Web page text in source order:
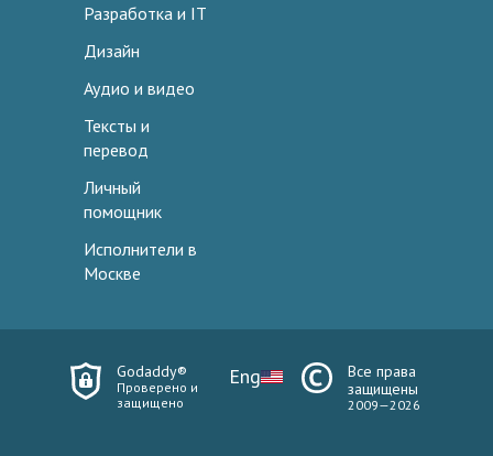
Разработка и IT
Дизайн
Аудио и видео
Тексты и
перевод
Личный
помощник
Исполнители в
Москве
Godaddy®
Проверено и
защищено
Eng
Все права
защищены
2009—2026